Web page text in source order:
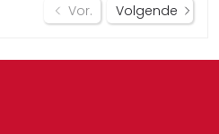
Vor. Volgende